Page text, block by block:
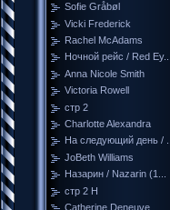
Sofie Gråbøl
Vicki Frederick
Rachel McAdams
Ночной рейс / Red Ey...
Anna Nicole Smith
Victoria Rowell
стр 2
Charlotte Alexandra
На следующий день / ...
JoBeth Williams
Назарин / Nazarin (1...
стр 2 Н
Catherine Deneuve